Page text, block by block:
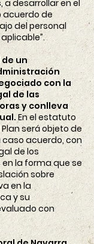
desarrollar en el
acuerdo de
del personal
de un
con la
de las
y conlleva
En el estatuto
será objeto de
caso acuerdo, con
de los
la forma que se
sobre
en la
y su
con